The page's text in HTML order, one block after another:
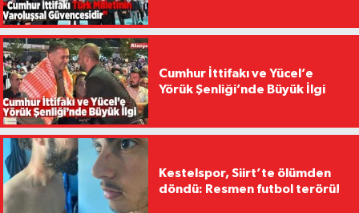
Cumhur İttifakı ve Yücel’e
Yörük Şenliği’nde Büyük İlgi
Kestelspor, Siirt’te ölümden
döndü: Resmen futbol terörü!